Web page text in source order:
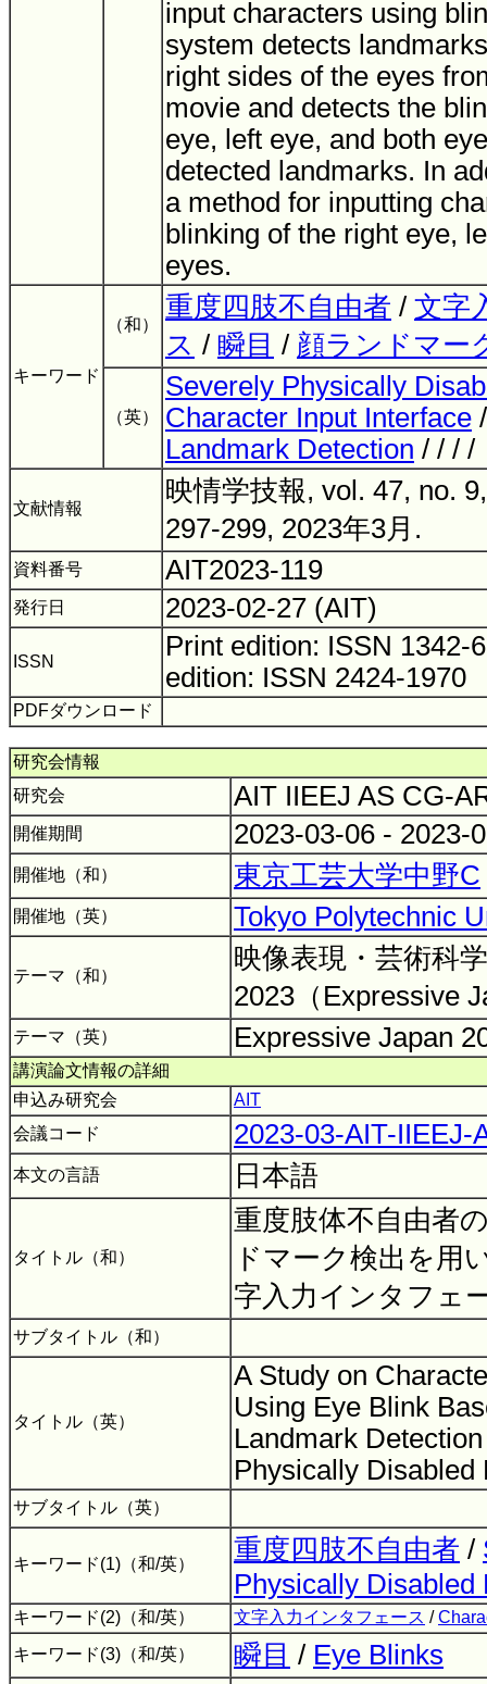
input characters using
system detects
right sides of the eyes
movie and detects the
eye, left eye, and both
detected landmarks. In
a method for inputting
blinking of the right eye,
eyes.
キーワード
（和）
重度四肢不自由者 / 文字
ス / 瞬目 / 顔ランドマー
（英）
Severely Physically
Character Input Interface
Landmark Detection / / /
文献情報
映情学技報, vol. 47, no.
297-299, 2023年3月.
資料番号 AIT2023-119
発行日 2023-02-27 (AIT)
ISSN
Print edition: ISSN
edition: ISSN 2424-1970
PDFダウンロード
研究会情報
研究会
AIT IIEEJ AS CG-
開催期間 2023-03-06 - 2023-
開催地（和） 東京工芸大学中野C
開催地（英） Tokyo Polytechnic
テーマ（和）
映像表現・芸術科
2023（Expressive
テーマ（英） Expressive Japan
講演論文情報の詳細
申込み研究会
AIT
会議コード
2023-03-AIT-IIEEJ-
本文の言語 日本語
タイトル（和）
重度肢体不自由者
ドマーク検出を用
字入力インタフェ
サブタイトル（和）
タイトル（英）
A Study on
Using Eye Blink
Landmark
Physically
サブタイトル（英）
キーワード(1)（和/英） 重度四肢不自由者 /
Physically Disabled
キーワード(2)（和/英） 文字入力インタフェース /
キーワード(3)（和/英）
瞬目 / Eye Blinks